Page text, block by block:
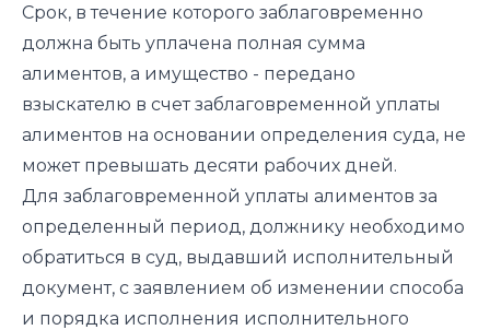
Срок, в течение которого заблаговременно
должна быть уплачена полная сумма
алиментов, а имущество - передано
взыскателю в счет заблаговременной уплаты
алиментов на основании определения суда, не
может превышать десяти рабочих дней.
Для заблаговременной уплаты алиментов за
определенный период, должнику необходимо
обратиться в суд, выдавший исполнительный
документ, с заявлением об изменении способа
и порядка исполнения исполнительного